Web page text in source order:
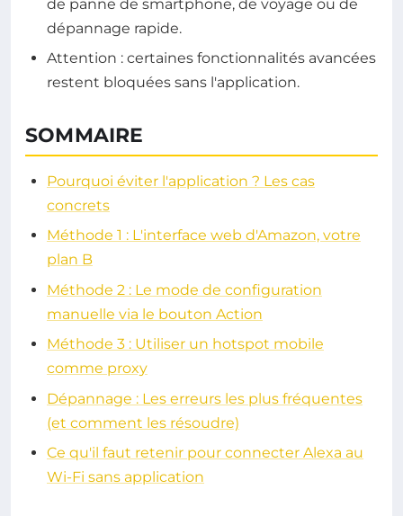
de panne de smartphone, de voyage ou de
dépannage rapide.
Attention : certaines fonctionnalités avancées
restent bloquées sans l'application.
SOMMAIRE
Pourquoi éviter l'application ? Les cas
concrets
Méthode 1 : L'interface web d'Amazon, votre
plan B
Méthode 2 : Le mode de configuration
manuelle via le bouton Action
Méthode 3 : Utiliser un hotspot mobile
comme proxy
Dépannage : Les erreurs les plus fréquentes
(et comment les résoudre)
Ce qu'il faut retenir pour connecter Alexa au
Wi-Fi sans application